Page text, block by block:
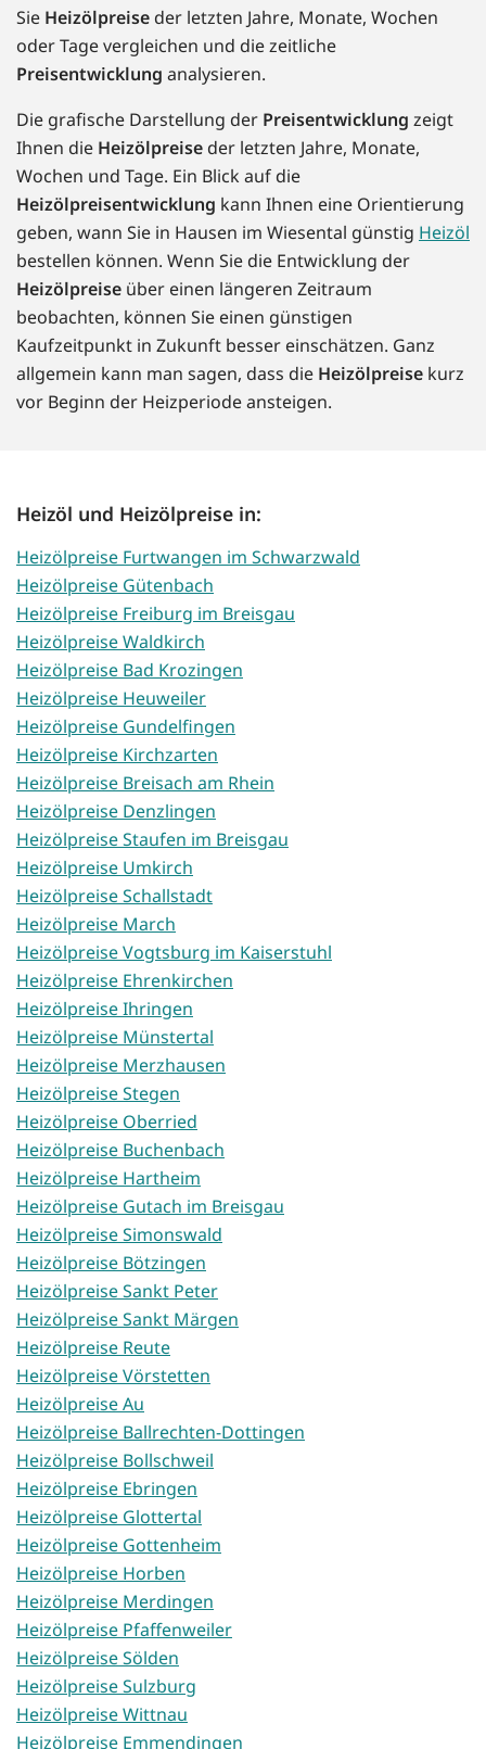
Sie Heizölpreise der letzten Jahre, Monate, Wochen
oder Tage vergleichen und die zeitliche
Preisentwicklung analysieren.
Die grafische Darstellung der Preisentwicklung zeigt
Ihnen die Heizölpreise der letzten Jahre, Monate,
Wochen und Tage. Ein Blick auf die
Heizölpreisentwicklung kann Ihnen eine Orientierung
geben, wann Sie in Hausen im Wiesental günstig Heizöl
bestellen können. Wenn Sie die Entwicklung der
Heizölpreise über einen längeren Zeitraum
beobachten, können Sie einen günstigen
Kaufzeitpunkt in Zukunft besser einschätzen. Ganz
allgemein kann man sagen, dass die Heizölpreise kurz
vor Beginn der Heizperiode ansteigen.
Heizöl und Heizölpreise in:
Heizölpreise Furtwangen im Schwarzwald
Heizölpreise Gütenbach
Heizölpreise Freiburg im Breisgau
Heizölpreise Waldkirch
Heizölpreise Bad Krozingen
Heizölpreise Heuweiler
Heizölpreise Gundelfingen
Heizölpreise Kirchzarten
Heizölpreise Breisach am Rhein
Heizölpreise Denzlingen
Heizölpreise Staufen im Breisgau
Heizölpreise Umkirch
Heizölpreise Schallstadt
Heizölpreise March
Heizölpreise Vogtsburg im Kaiserstuhl
Heizölpreise Ehrenkirchen
Heizölpreise Ihringen
Heizölpreise Münstertal
Heizölpreise Merzhausen
Heizölpreise Stegen
Heizölpreise Oberried
Heizölpreise Buchenbach
Heizölpreise Hartheim
Heizölpreise Gutach im Breisgau
Heizölpreise Simonswald
Heizölpreise Bötzingen
Heizölpreise Sankt Peter
Heizölpreise Sankt Märgen
Heizölpreise Reute
Heizölpreise Vörstetten
Heizölpreise Au
Heizölpreise Ballrechten-Dottingen
Heizölpreise Bollschweil
Heizölpreise Ebringen
Heizölpreise Glottertal
Heizölpreise Gottenheim
Heizölpreise Horben
Heizölpreise Merdingen
Heizölpreise Pfaffenweiler
Heizölpreise Sölden
Heizölpreise Sulzburg
Heizölpreise Wittnau
Heizölpreise Emmendingen